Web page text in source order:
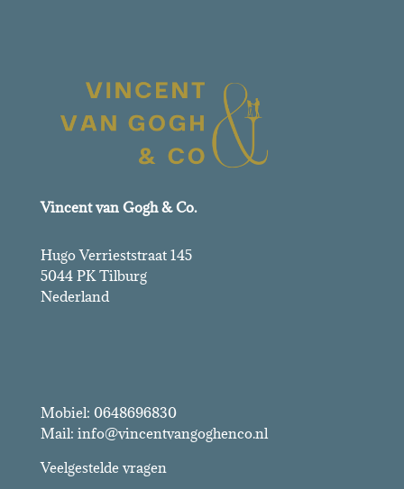
Vincent van Gogh & Co.
Hugo Verrieststraat 145
5044 PK Tilburg
Nederland
Mobiel: 0648696830
Mail: info@vincentvangoghenco.nl
Veelgestelde vragen